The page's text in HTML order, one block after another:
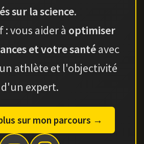
sur la science.
vous aider à optimiser
et votre santéavec
athlète et l'objectivité
d'un expert.
sur mon parcours →